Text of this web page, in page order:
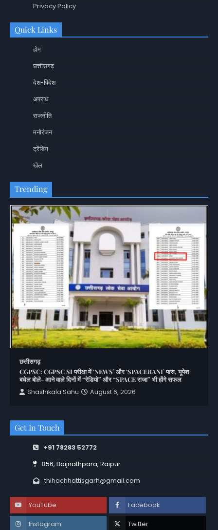
Privacy Policy
Quick Links
होम
छत्तीसगढ़
देश-विदेश
अपराध
राजनीति
मनोरंजन
ट्रेंडिंग
खेल
Trending
छत्तीसगढ़
CGPSC: CGPSC SI परीक्षा में ‘NEWS’ और ‘SPACERANI’ पास, भूपेश
बघेल बोले- आने वाले दिनों में “रेडियो” और “SPACE राजा” भी होंगे सफल
Shashikala Sahu
August 6, 2026
Get In Touch
+91 78283 52772
856, Baijnathpara, Raipur
thihachhattisgarh@gmail.com
YouTube Facebook
Instagram Twitter